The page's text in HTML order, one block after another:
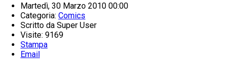
Martedì, 30 Marzo 2010 00:00
Categoria: Comics
Scritto da Super User
Visite: 9169
Stampa
Email